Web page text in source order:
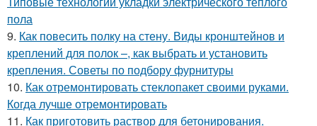
пола
9. Как повесить полку на стену. Виды кронштейнов и
креплений для полок –, как выбрать и установить
крепления. Советы по подбору фурнитуры
10. Как отремонтировать стеклопакет своими руками.
Когда лучше отремонтировать
11. Как приготовить раствор для бетонирования.